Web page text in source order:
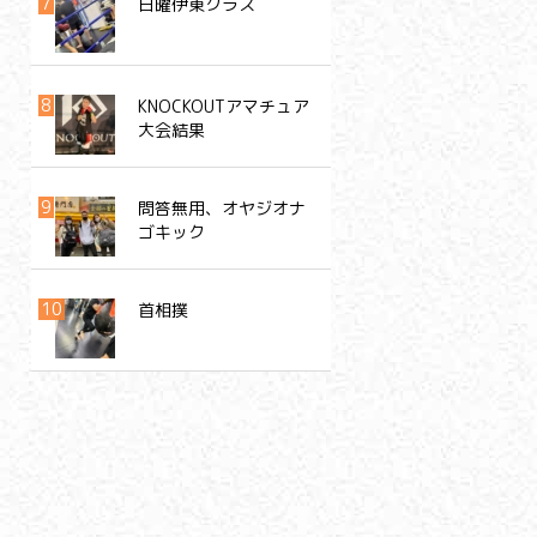
KNOCKOUTアマチュア
大会結果
問答無用、オヤジオナ
ゴキック
首相撲